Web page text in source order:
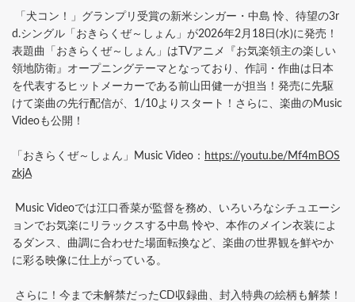
「犬コン！」グランプリ受賞の新米シンガー・中島 怜、待望の3r
d.シングル「おきらくぜ～しょん」が2026年2月18日(水)に発売！
表題曲「おきらくぜ～しょん」はTVアニメ『お気楽領主の楽しい
領地防衛』オープニングテーマとなっており、作詞・作曲は日本
を代表するヒットメーカーである前山田健一が担当！発売に先駆
けて楽曲の先行配信が、1/10よりスタート！さらに、楽曲のMusic
Videoも公開！
「おきらくぜ～しょん」Music Video： https://youtu.be/Mf4mBOS
zkjA
Music Videoでは江口香菜が監督を務め、いろいろなシチュエーシ
ョンでお気楽にリラックスする中島 怜や、本作のメイン衣装によ
るダンス、曲調に合わせた場面転換など、楽曲の世界観を鮮やか
に彩る映像に仕上がっている。
さらに！今まで未解禁だったCD収録曲、封入特典の絵柄も解禁！